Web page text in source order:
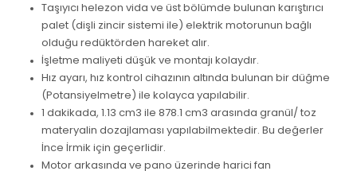
Taşıyıcı helezon vida ve üst bölümde bulunan karıştırıcı
palet (dişli zincir sistemi ile) elektrik motorunun bağlı
olduğu redüktörden hareket alır.
İşletme maliyeti düşük ve montajı kolaydır.
Hız ayarı, hız kontrol cihazının altında bulunan bir düğme
(Potansiyelmetre) ile kolayca yapılabilir.
1 dakikada, 1.13 cm3 ile 878.1 cm3 arasında granül/ toz
materyalin dozajlaması yapılabilmektedir. Bu değerler
İnce İrmik için geçerlidir.
Motor arkasında ve pano üzerinde harici fan